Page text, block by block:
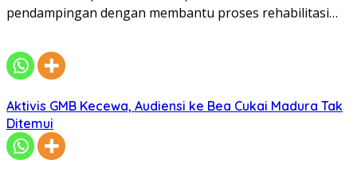
pendampingan dengan membantu proses rehabilitasi…
Aktivis GMB Kecewa, Audiensi ke Bea Cukai Madura Tak
Ditemui